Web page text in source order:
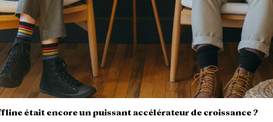
était encore un puissant accélérateur de croissance ?